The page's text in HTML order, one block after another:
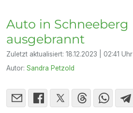
Auto in Schneeberg
ausgebrannt
Zuletzt aktualisiert:18.12.2023 | 02:41 Uhr
Autor:Sandra Petzold